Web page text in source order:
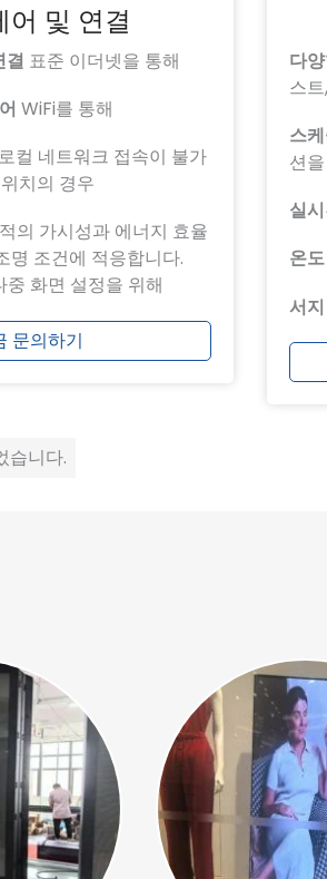
어 및 연결
결 표준 이더넷을 통해
WiFi를 통해
로컬 네트워크 접속이 불가
치의 경우
의 가시성과 에너지 효율
명 조건에 적응합니다.
화면 설정을 위해
문의하기
다
스
스
션
실
온
서
습니다.